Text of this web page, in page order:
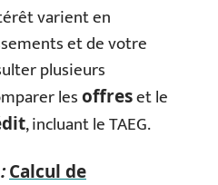
varient en
et de votre
plusieurs
lesoffreset le
, incluant le TAEG.
Calcul de